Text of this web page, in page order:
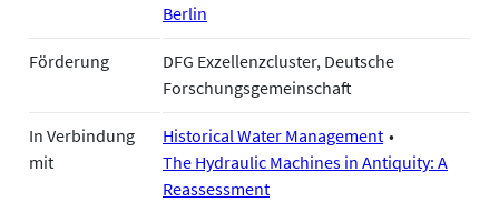
Berlin
Förderung
DFG Exzellenzcluster, Deutsche
Forschungsgemeinschaft
In Verbindung
mit
Historical Water Management
The Hydraulic Machines in Antiquity: A
Reassessment